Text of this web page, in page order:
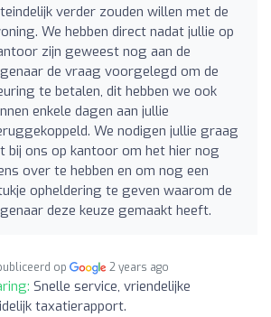
verder zouden willen met de
We hebben direct nadat jullie op
zijn geweest nog aan de
de vraag voorgelegd om de
te betalen, dit hebben we ook
enkele dagen aan jullie
We nodigen jullie graag
bij ons op kantoor om het hier nog
over te hebben en om nog een
opheldering te geven waarom de
deze keuze gemaakt heeft.
op 2 years ago
Snelle service, vriendelijke
taxatierapport.